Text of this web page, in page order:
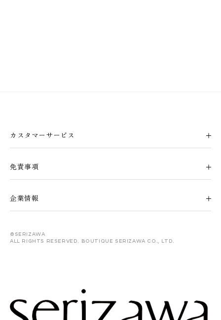
カスタマーサービス
免責事項
企業情報
©serizawa
All rights reserved. Boutique Serizawa Co., Ltd.